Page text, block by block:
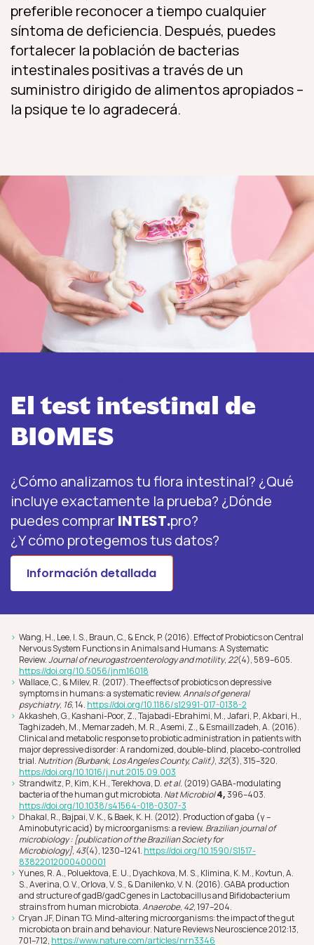
preferible reconocer a tiempo cualquier
síntoma de deficiencia. Después, puedes
fortalecer la población de bacterias
intestinales positivas a través de un
suministro dirigido de alimentos apropiados –
la psique te lo agradecerá.
El test intestinal de
BIOMES
¿Cómo analizamos tu flora intestinal? ¿Qué
incluye exactamente la prueba? ¿Dónde
puedes comprarINTEST.pro?
¿Y cómo protegemos tus datos?
Información detallada
Wang, H., Lee, I. S., Braun, C., & Enck, P. (2016). Effect of Probiotics on Central
Nervous System Functions in Animals and Humans: A Systematic
Review.Journal of neurogastroenterology and motility,22(4), 589–605.
https://doi.org/10.5056/jnm16018
Wallace, C., & Milev, R. (2017). The effects of probiotics on depressive
symptoms in humans: a systematic review.Annals of general
psychiatry, 16, 14. https://doi.org/10.1186/s12991-017-0138-2
Akkasheh, G., Kashani-Poor, Z., Tajabadi-Ebrahimi, M., Jafari, P., Akbari, H.,
Taghizadeh, M., Memarzadeh, M. R., Asemi, Z., & Esmaillzadeh, A. (2016).
Clinical and metabolic response to probiotic administration in patients with
major depressive disorder: A randomized, double-blind, placebo-controlled
trial. Nutrition (Burbank, Los Angeles County, Calif.), 32(3), 315–320.
https://doi.org/10.1016/j.nut.2015.09.003
Strandwitz, P., Kim, K.H., Terekhova, D. et al.(2019) GABA-modulating
bacteria of the human gut microbiota. Nat Microbiol4,396–403.
https://doi.org/10.1038/s41564-018-0307-3
Dhakal, R., Bajpai, V. K., & Baek, K. H. (2012). Production of gaba (γ –
Aminobutyric acid) by microorganisms: a review. Brazilian journal of
microbiology : [publication of the Brazilian Society for
Microbiology], 43(4), 1230–1241. https://doi.org/10.1590/S1517-
83822012000400001
Yunes, R. A., Poluektova, E. U., Dyachkova, M. S., Klimina, K. M., Kovtun, A.
S., Averina, O. V., Orlova, V. S., & Danilenko, V. N. (2016). GABA production
and structure of gadB/gadC genes in Lactobacillus and Bifidobacterium
strains from human microbiota.Anaerobe, 42, 197–204.
Cryan JF, Dinan TG. Mind-altering microorganisms: the impact of the gut
microbiota on brain and behaviour. Nature Reviews Neuroscience 2012:13,
701–712, https://www.nature.com/articles/nrn3346